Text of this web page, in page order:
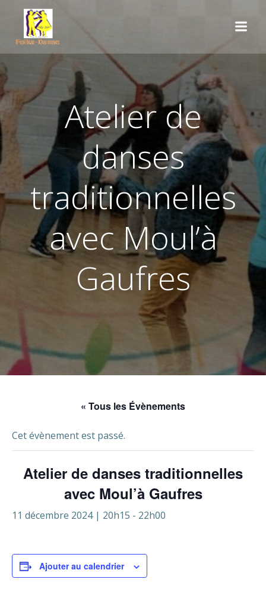
Atelier de
danses
traditionnelles
avec Moul’à
Gaufres
« Tous les Évènements
Cet évènement est passé.
Atelier de danses traditionnelles
avec Moul’à Gaufres
11 décembre 2024 | 20h15 - 22h00
Ajouter au calendrier